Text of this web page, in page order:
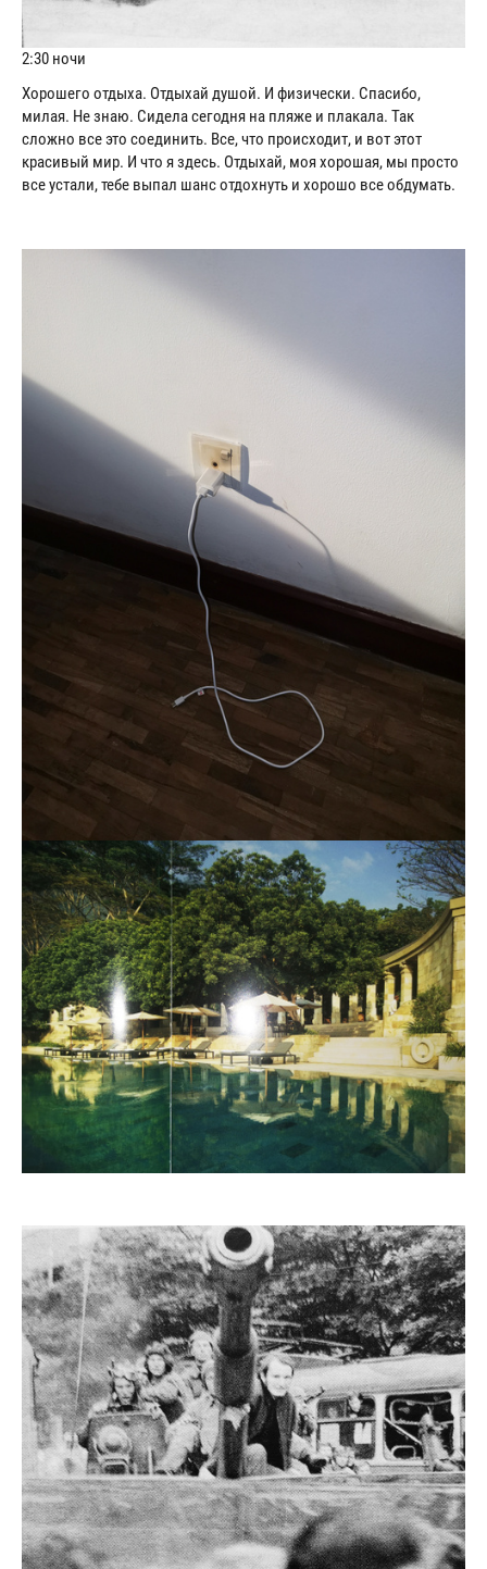
2:30 ночи
Хорошего отдыха. Отдыхай душой. И физически. Спасибо,
милая. Не знаю. Сидела сегодня на пляже и плакала. Так
сложно все это соединить. Все, что происходит, и вот этот
красивый мир. И что я здесь. Отдыхай, моя хорошая, мы просто
все устали, тебе выпал шанс отдохнуть и хорошо все обдумать.